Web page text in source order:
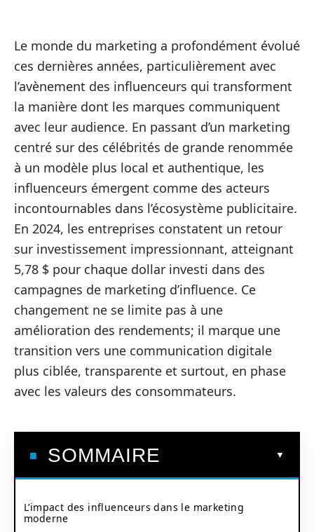
Le monde du marketing a profondément évolué
ces dernières années, particulièrement avec
l’avènement des influenceurs qui transforment
la manière dont les marques communiquent
avec leur audience. En passant d’un marketing
centré sur des célébrités de grande renommée
à un modèle plus local et authentique, les
influenceurs émergent comme des acteurs
incontournables dans l’écosystème publicitaire.
En 2024, les entreprises constatent un retour
sur investissement impressionnant, atteignant
5,78 $ pour chaque dollar investi dans des
campagnes de marketing d’influence. Ce
changement ne se limite pas à une
amélioration des rendements; il marque une
transition vers une communication digitale
plus ciblée, transparente et surtout, en phase
avec les valeurs des consommateurs.
SOMMAIRE
L’impact des influenceurs dans le marketing
moderne